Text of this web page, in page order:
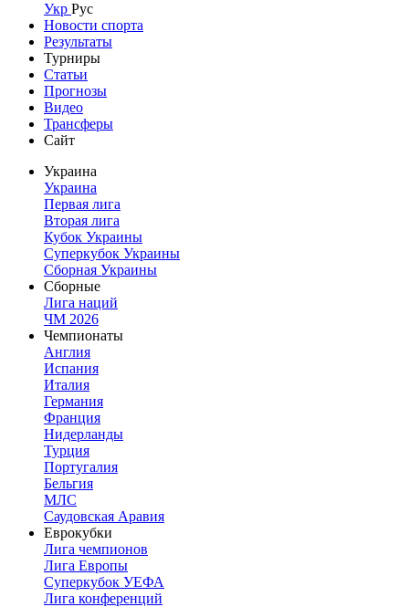
Укр Рус
Новости спорта
Результаты
Турниры
Статьи
Прогнозы
Видео
Трансферы
Сайт
Украина
Украина
Первая лига
Вторая лига
Кубок Украины
Суперкубок Украины
Сборная Украины
Сборные
Лига наций
ЧМ 2026
Чемпионаты
Англия
Испания
Италия
Германия
Франция
Нидерланды
Турция
Португалия
Бельгия
МЛС
Саудовская Аравия
Еврокубки
Лига чемпионов
Лига Европы
Суперкубок УЕФА
Лига конференций